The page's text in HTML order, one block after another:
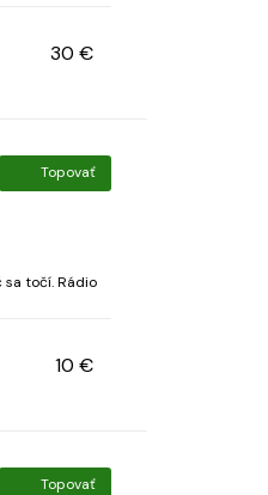
30 €
Topovať
točí. Rádio
10 €
Topovať